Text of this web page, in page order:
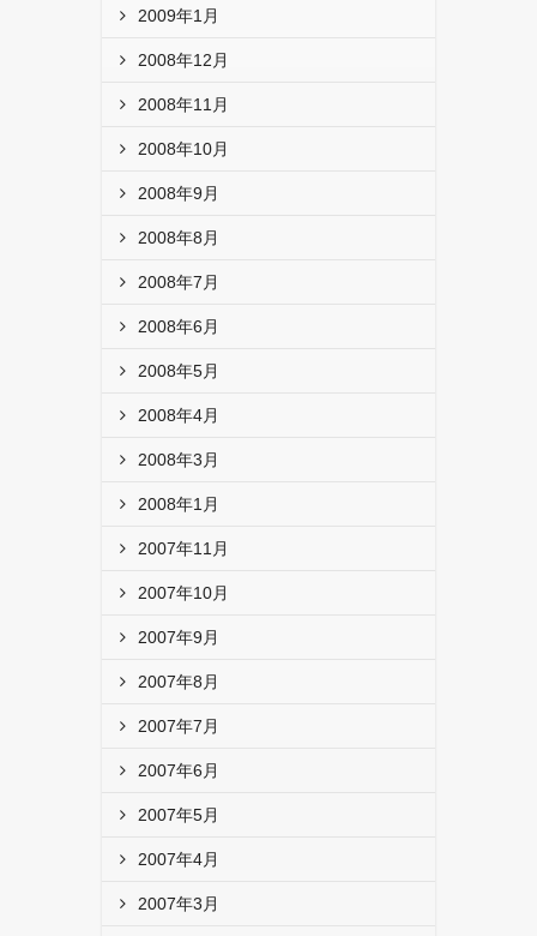
2009年1月
2008年12月
2008年11月
2008年10月
2008年9月
2008年8月
2008年7月
2008年6月
2008年5月
2008年4月
2008年3月
2008年1月
2007年11月
2007年10月
2007年9月
2007年8月
2007年7月
2007年6月
2007年5月
2007年4月
2007年3月